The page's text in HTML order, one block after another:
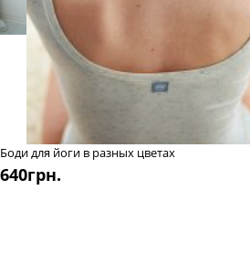
Боди для йоги в разных цветах
640грн.